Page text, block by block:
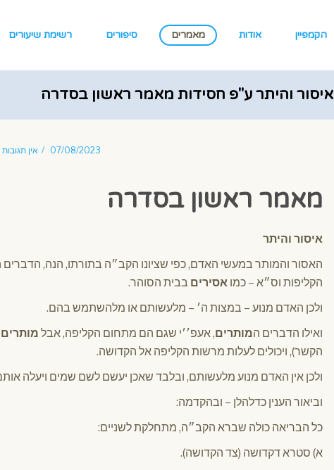
הקמפיין אודות מאמרים סיפורים רשימת שיעורים
איסור והיתר ע"פ חסידות מאמר ראשון בסדרה
07/08/2023 אין תגובות
מאמר ראשון בסדרה
איסור והיתר
האסור והמותר במעשי האדם, כפי שציונו הקב״ה בתורתו, הנה, הדברים
הקליפות וס״א – כמו אסירים בבית הסוהר.
ולכן האדם מנוע – במצות ה׳ – מלעשותם או מלהשתמש בהם.
ואילו הדברים המותרים, אעפ׳׳י שגם הם מתחום הקליפה, אבל מותרים
הקשר), ויכולים לעלות מרשות הקליפה אל הקדושה.
ולכן אין האדם מנוע מלעשותם, ובלבד שאכן יעשם לשם שמים ויעלה
וביאור הענין כדלהלן – ובהקדמה:
כל הבריאה כולה שברא הקב״ה, מתחלקת לשניים:
א) סטרא דקדושה (צד הקדושה).